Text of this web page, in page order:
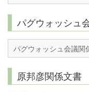
パグウォッシュ
パグウォッシュ会議関
原邦彦関係文書